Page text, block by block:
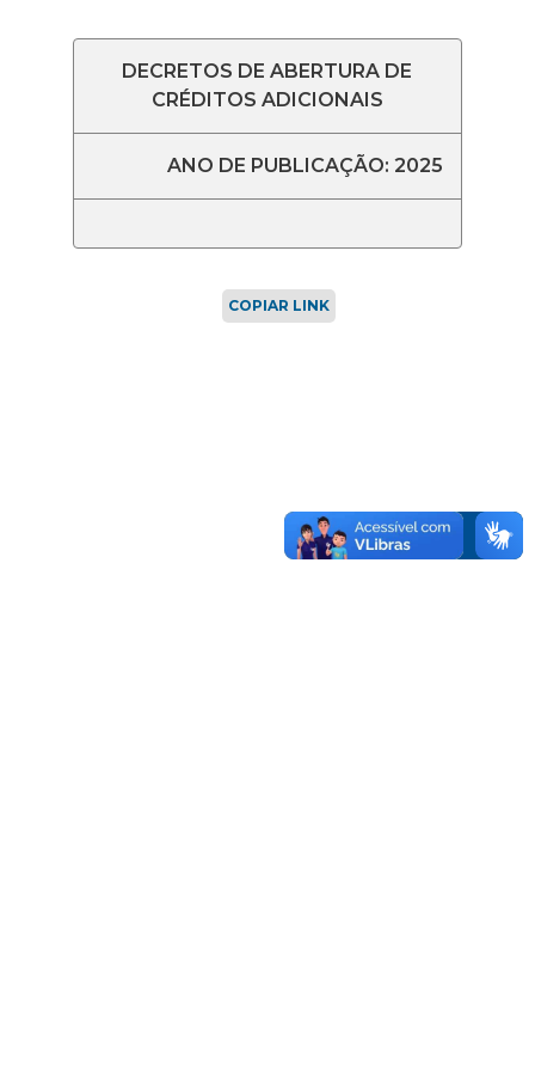
DECRETOS DE ABERTURA DE
CRÉDITOS ADICIONAIS
ANO DE PUBLICAÇÃO: 2025
COPIAR LINK